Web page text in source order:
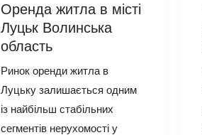
Оренда житла в місті
Луцьк Волинська
область
Ринок оренди житла в
Луцьку залишається одним
із найбільш стабільних
сегментів нерухомості у